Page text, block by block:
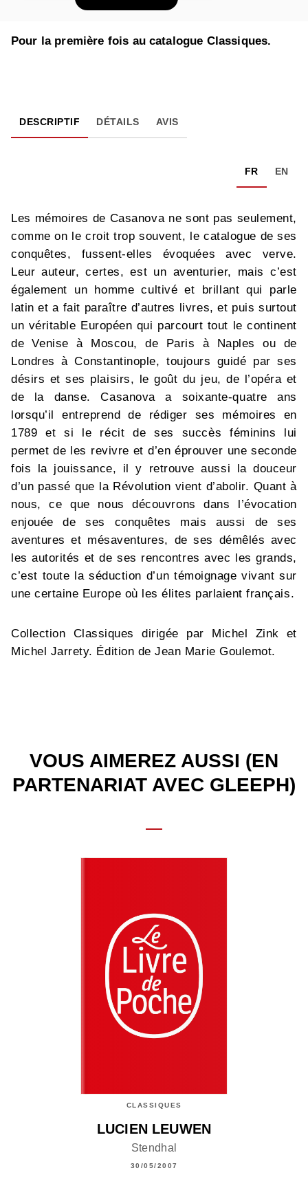
Pour la première fois au catalogue Classiques.
DESCRIPTIF DÉTAILS AVIS
FR EN
Les mémoires de Casanova ne sont pas seulement,
comme on le croit trop souvent, le catalogue de ses
conquêtes, fussent-elles évoquées avec verve.
Leur auteur, certes, est un aventurier, mais c’est
également un homme cultivé et brillant qui parle
latin et a fait paraître d’autres livres, et puis surtout
un véritable Européen qui parcourt tout le continent
de Venise à Moscou, de Paris à Naples ou de
Londres à Constantinople, toujours guidé par ses
désirs et ses plaisirs, le goût du jeu, de l’opéra et
de la danse. Casanova a soixante-quatre ans
lorsqu’il entreprend de rédiger ses mémoires en
1789 et si le récit de ses succès féminins lui
permet de les revivre et d’en éprouver une seconde
fois la jouissance, il y retrouve aussi la douceur
d’un passé que la Révolution vient d’abolir. Quant à
nous, ce que nous découvrons dans l’évocation
enjouée de ses conquêtes mais aussi de ses
aventures et mésaventures, de ses démêlés avec
les autorités et de ses rencontres avec les grands,
c’est toute la séduction d’un témoignage vivant sur
une certaine Europe où les élites parlaient français.
Collection Classiques dirigée par Michel Zink et
Michel Jarrety. Édition de Jean Marie Goulemot.
VOUS AIMEREZ AUSSI (EN
PARTENARIAT AVEC GLEEPH)
CLASSIQUES
LUCIEN LEUWEN
Stendhal
30/05/2007